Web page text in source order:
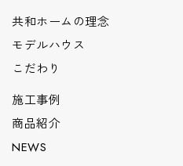
共和ホームの理念
モデルハウス
こだわり
施工事例
商品紹介
NEWS